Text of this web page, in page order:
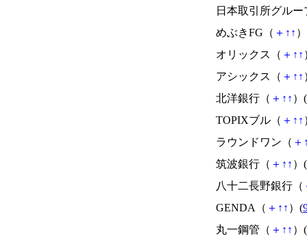
日本取引所グルー
めぶきFG（ ＋ ↑ ↑
オリックス（ ＋ ↑ ↑
アシックス（ ＋ ↑ ↑
北洋銀行（ ＋ ↑ ↑ ）(
TOPIXブル（ ＋ ↑ ↑
ラウンドワン（ ＋
筑波銀行（ ＋ ↑ ↑ ）(
八十二長野銀行（
GENDA（ ＋ ↑ ↑ ）(
丸一鋼管（ ＋ ↑ ↑ ）(